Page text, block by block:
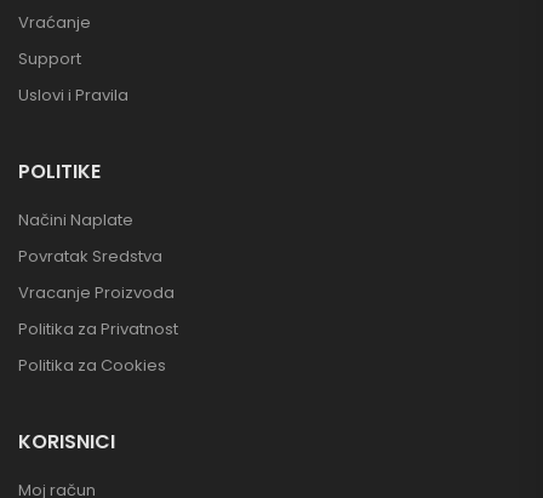
Vraćanje
Support
Uslovi i Pravila
POLITIKE
Načini Naplate
Povratak Sredstva
Vracanje Proizvoda
Politika za Privatnost
Politika za Cookies
KORISNICI
Moj račun